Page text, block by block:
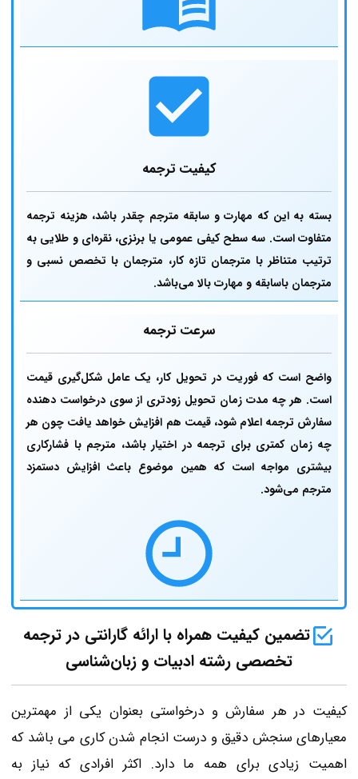
کیفیت ترجمه
بسته به این که مهارت و سابقه مترجم چقدر باشد، هزینه ترجمه
متفاوت است. سه سطح کیفی عمومی یا برنزی، نقره‌ای و طلایی به
ترتیب متناظر با مترجمان تازه کار، مترجمان با تخصص نسبی و
مترجمان باسابقه و مهارت بالا می‌باشد.
سرعت ترجمه
واضح است که فوریت در تحویل کار، یک عامل شکل‌گیری قیمت
است. هر چه مدت زمان تحویل زودتری از سوی درخواست دهنده
سفارش ترجمه اعلام شود، قیمت هم افزایش خواهد یافت چون هر
چه زمان کمتری برای ترجمه در اختیار باشد، مترجم با فشارکاری
بیشتری مواجه است که همین موضوع باعث افزایش دستمزد
مترجم می‌شود.
تضمین کیفیت همراه با ارائه گارانتی در ترجمه
تخصصی رشته ادبیات و زبان‌شناسی
کیفیت در هر سفارش و درخواستی بعنوان یکی از مهمترین
معیارهای سنجش دقیق و درست انجام شدن کاری می باشد که
اهمیت زیادی برای همه ما دارد. اکثر افرادی که نیاز به